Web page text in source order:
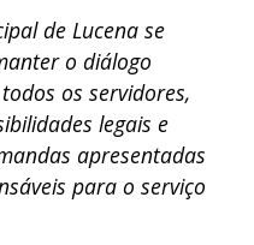
de Lucena se
o diálogo
os servidores,
legais e
apresentadas
para o serviço